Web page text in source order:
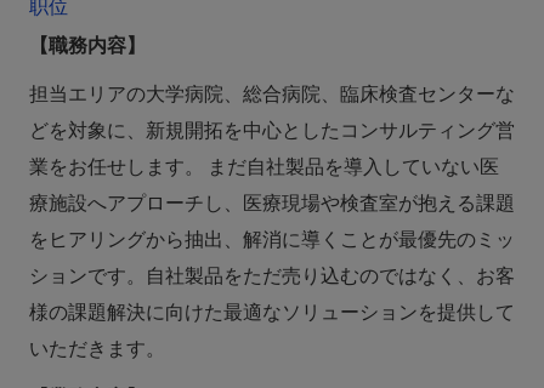
职位
【職務内容】
担当エリアの大学病院、総合病院、臨床検査センターな
どを対象に、新規開拓を中心としたコンサルティング営
業をお任せします。 まだ自社製品を導入していない医
療施設へアプローチし、医療現場や検査室が抱える課題
をヒアリングから抽出、解消に導くことが最優先のミッ
ションです。自社製品をただ売り込むのではなく、お客
様の課題解決に向けた最適なソリューションを提供して
いただきます。